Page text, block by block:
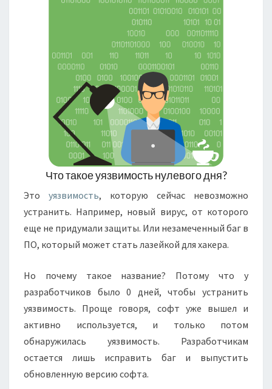
Что такое уязвимость нулевого дня?
Это уязвимость, которую сейчас невозможно
устранить. Например, новый вирус, от которого
еще не придумали защиты. Или незамеченный баг в
ПО, который может стать лазейкой для хакера.
Но почему такое название? Потому что у
разработчиков было 0 дней, чтобы устранить
уязвимость. Проще говоря, софт уже вышел и
активно используется, и только потом
обнаружилась уязвимость. Разработчикам
остается лишь исправить баг и выпустить
обновленную версию софта.